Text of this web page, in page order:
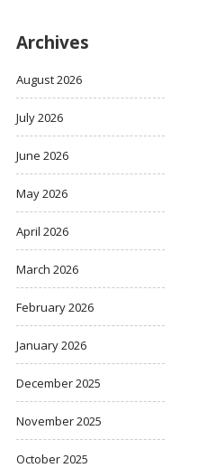
Archives
August 2026
July 2026
June 2026
May 2026
April 2026
March 2026
February 2026
January 2026
December 2025
November 2025
October 2025